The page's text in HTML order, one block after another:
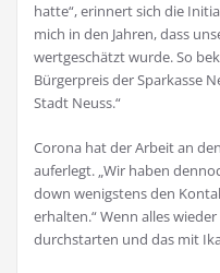
hatte“, erinnert sich die
mich in den Jahren, dass
wertgeschätzt wurde. So
Bürgerpreis der Sparkasse
Stadt Neuss.“
Corona hat der Arbeit an
auferlegt. „Wir haben
down wenigstens den
erhalten.“ Wenn alles
durchstarten und das mit